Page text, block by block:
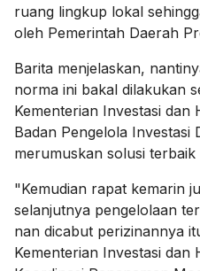
ruang lingkup lokal
oleh Pemerintah Daerah
Barita menjelaskan,
norma ini bakal dilakukan
Kementerian Investasi dan
Badan Pengelola Investasi
merumuskan solusi
"Kemudian rapat kemarin
selanjutnya pengelolaan
nan dicabut perizinannya
Kementerian Investasi dan